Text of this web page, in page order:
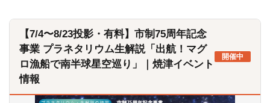
【7/4〜8/23投影・有料】市制75周年記念
事業 プラネタリウム生解説「出航！マグ
ロ漁船で南半球星空巡り」｜焼津イベント
情報
開催中